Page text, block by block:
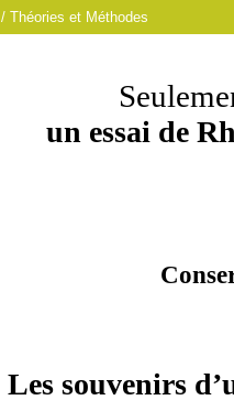
/ Théories et Méthodes
S
un essai de
Les souvenirs